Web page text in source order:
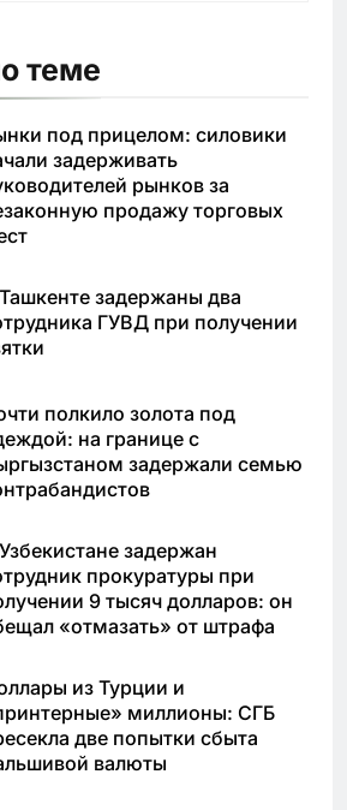
теме
под прицелом: силовики
задерживать
рынков за
продажу торговых
задержаны два
ГУВД при получении
полкило золота под
на границе с
задержали семью
задержан
прокуратуры при
9 тысяч долларов: он
«отмазать» от штрафа
из Турции и
миллионы: СГБ
две попытки сбыта
валюты